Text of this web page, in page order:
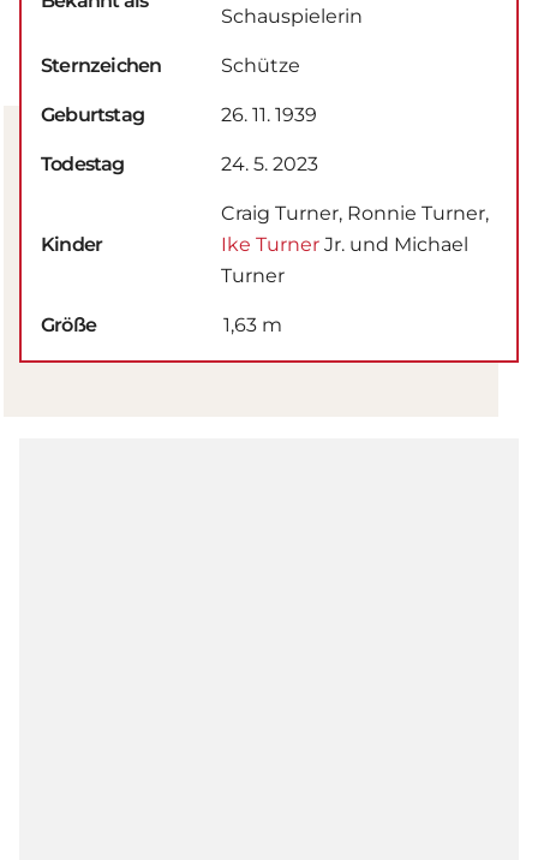
Schauspielerin
Sternzeichen Schütze
Geburtstag 26. 11. 1939
Todestag 24. 5. 2023
Kinder
Craig Turner, Ronnie Turner,
Ike Turner Jr. und Michael
Turner
Größe 1,63 m